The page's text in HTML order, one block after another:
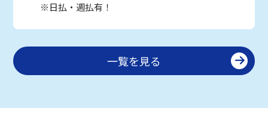
※日払・週払有！
一覧を見る